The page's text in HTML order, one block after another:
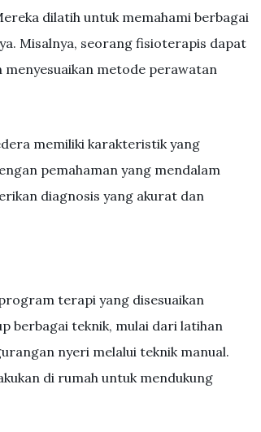
dilatih untuk memahami berbagai
Misalnya, seorang fisioterapis dapat
metode perawatan
memiliki karakteristik yang
pemahaman yang mendalam
diagnosis yang akurat dan
terapi yang disesuaikan
berbagai teknik, mulai dari latihan
nyeri melalui teknik manual.
di rumah untuk mendukung